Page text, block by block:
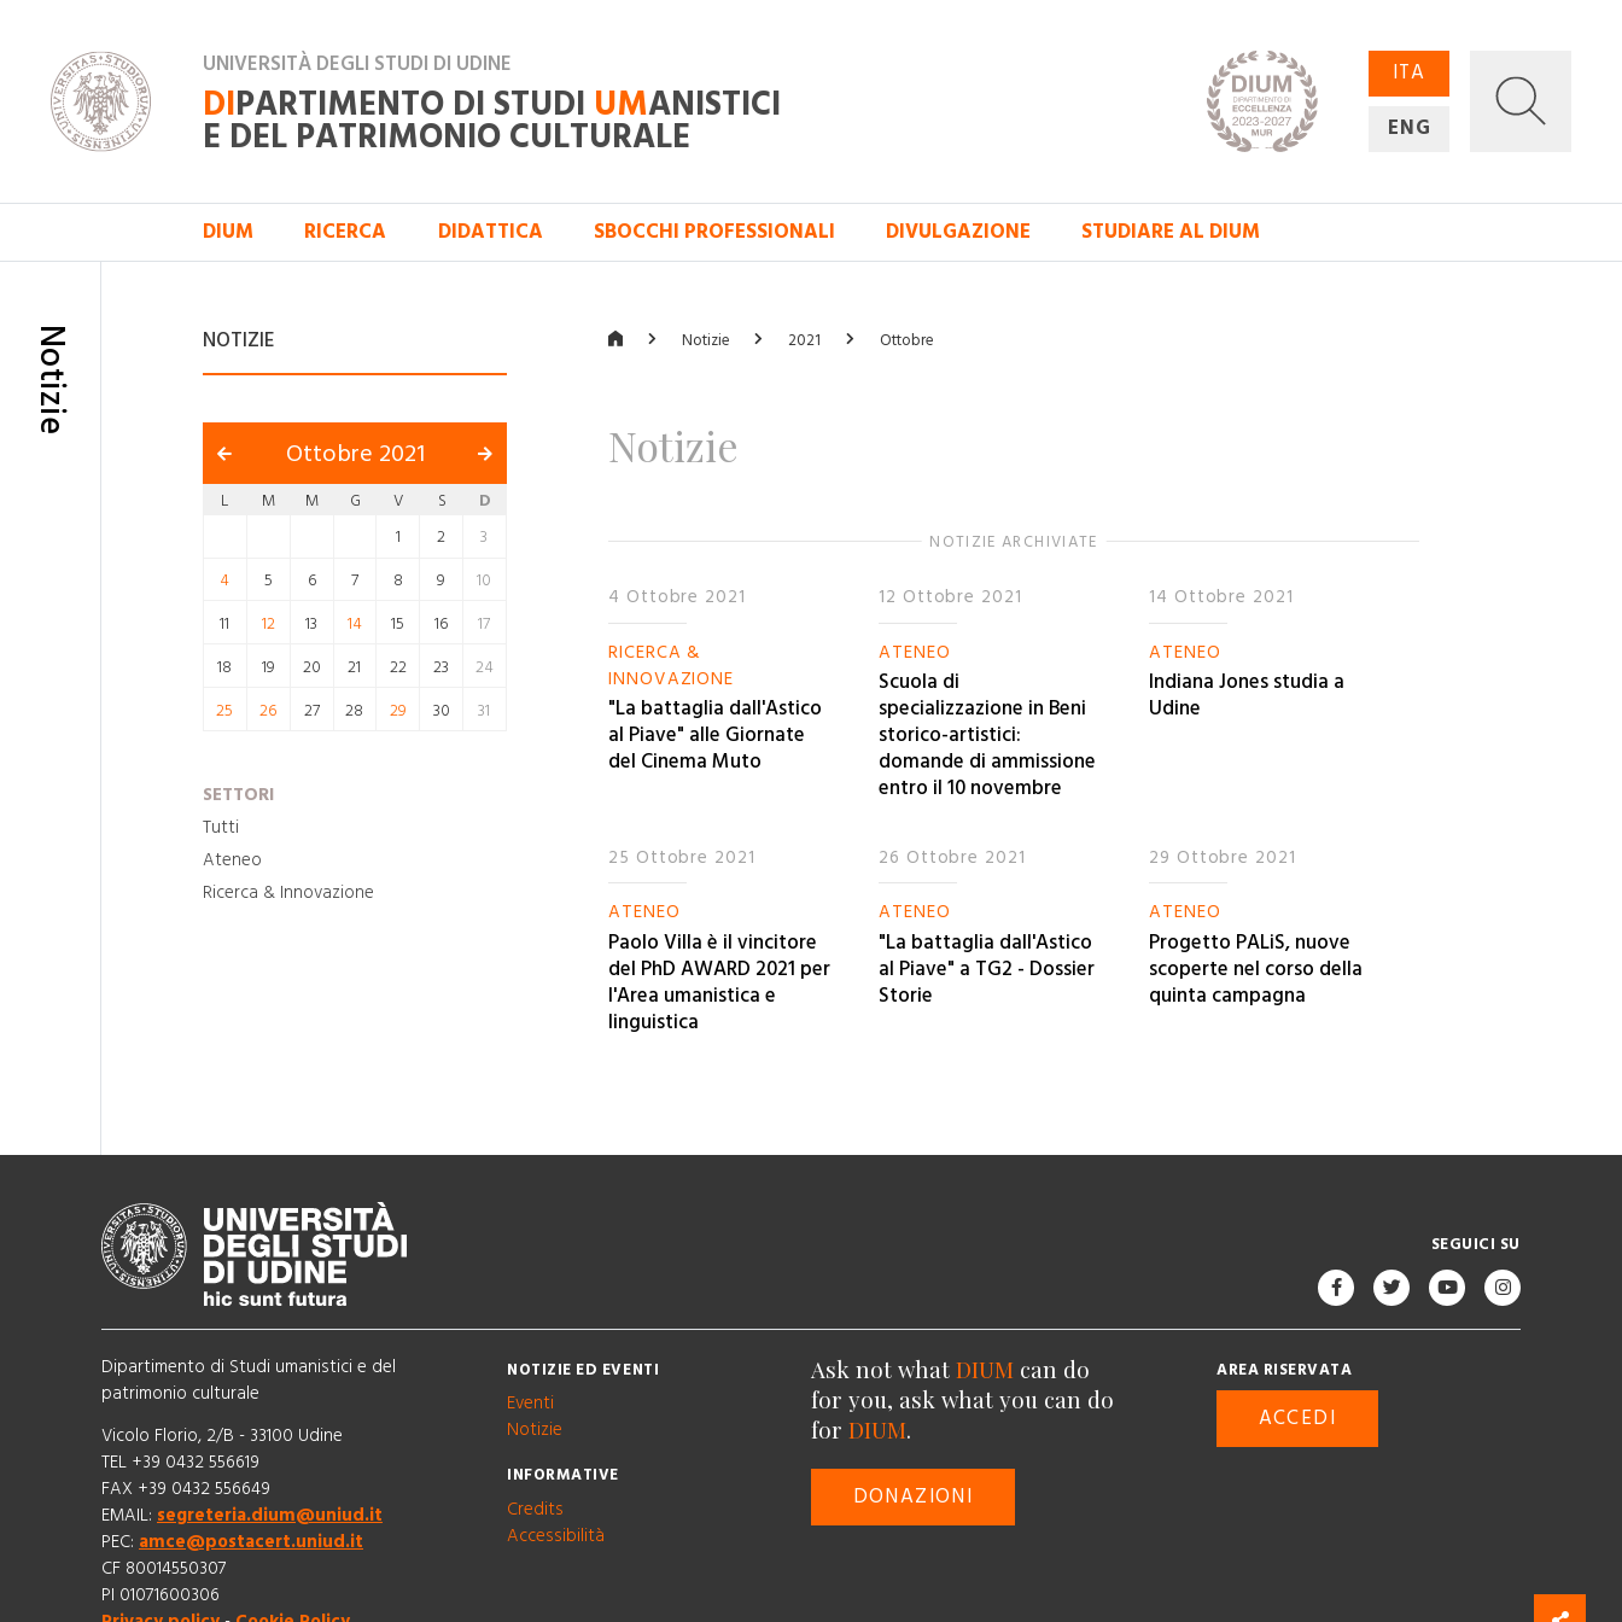
UNIVERSITÀ DEGLI STUDI DI UDINE
DIPARTIMENTO DI STUDI UMANISTICI
E DEL PATRIMONIO CULTURALE
ITA
ENG
DIUM RICERCA DIDATTICA SBOCCHI PROFESSIONALI DIVULGAZIONE STUDIARE AL DIUM
Notizie NOTIZIE
Ottobre 2021
L M M G V S
D
1
2
3
4
5 6 7 8 9
10
11
12 13 14 15 16
17
18
19 20 21 22 23
24
25
26 27 28 29 30 31
SETTORI
Tutti
Ateneo
Ricerca & Innovazione
Notizie 2021 Ottobre
Notizie
NOTIZIE ARCHIVIATE
4 Ottobre 2021
RICERCA &
INNOVAZIONE
"La battaglia dall'Astico
al Piave" alle Giornate
del Cinema Muto
12 Ottobre 2021
ATENEO
Scuola di
specializzazione in Beni
storico-artistici:
domande di ammissione
entro il 10 novembre
14 Ottobre 2021
ATENEO
Indiana Jones studia a
Udine
25 Ottobre 2021
ATENEO
Paolo Villa è il vincitore
del PhD AWARD 2021 per
l'Area umanistica e
linguistica
26 Ottobre 2021
ATENEO
"La battaglia dall'Astico
al Piave" a TG2 - Dossier
Storie
29 Ottobre 2021
ATENEO
Progetto PALiS, nuove
scoperte nel corso della
quinta campagna
SEGUICI SU
Dipartimento di Studi umanistici e del
patrimonio culturale
Vicolo Florio, 2/B - 33100 Udine
TEL +39 0432 556619
FAX +39 0432 556649
EMAIL: segreteria.dium@uniud.it
PEC: amce@postacert.uniud.it
CF 80014550307
PI 01071600306
NOTIZIE ED EVENTI
Eventi
Notizie
INFORMATIVE
Credits
Accessibilità
Ask not what DIUM can do
for you, ask what you can do
for DIUM.
DONAZIONI
AREA RISERVATA
ACCEDI